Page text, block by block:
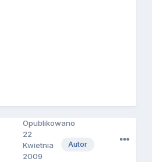
Autor
Opublikowano
22
Kwietnia
2009